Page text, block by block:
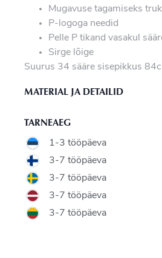
Mugavuse tagamiseks
P-logoga needid
Pelle P tikand vasakul
Sirge lõige
Suurus 34 sääre sisepikkus
MATERIAL JA DETAILID
TARNEAEG
1-3 tööpäeva
3-7 tööpäeva
3-7 tööpäeva
3-7 tööpäeva
3-7 tööpäeva